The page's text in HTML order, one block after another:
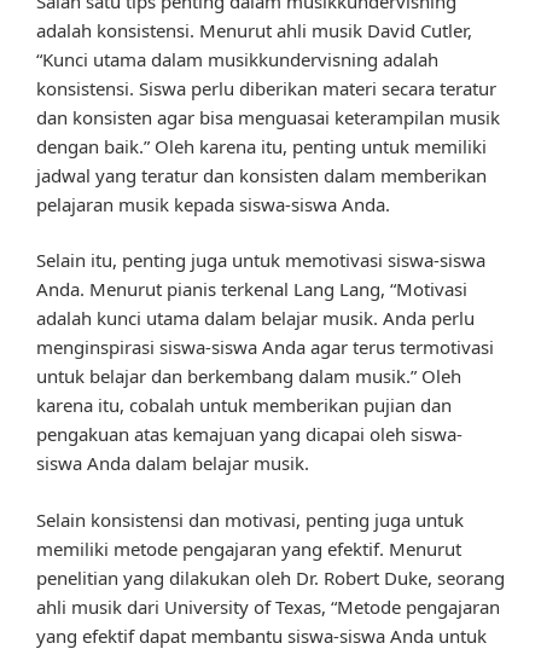
adalah konsistensi. Menurut ahli musik David Cutler,
“Kunci utama dalam musikkundervisning adalah
konsistensi. Siswa perlu diberikan materi secara teratur
dan konsisten agar bisa menguasai keterampilan musik
dengan baik.” Oleh karena itu, penting untuk memiliki
jadwal yang teratur dan konsisten dalam memberikan
pelajaran musik kepada siswa-siswa Anda.
Selain itu, penting juga untuk memotivasi siswa-siswa
Anda. Menurut pianis terkenal Lang Lang, “Motivasi
adalah kunci utama dalam belajar musik. Anda perlu
menginspirasi siswa-siswa Anda agar terus termotivasi
untuk belajar dan berkembang dalam musik.” Oleh
karena itu, cobalah untuk memberikan pujian dan
pengakuan atas kemajuan yang dicapai oleh siswa-
siswa Anda dalam belajar musik.
Selain konsistensi dan motivasi, penting juga untuk
memiliki metode pengajaran yang efektif. Menurut
penelitian yang dilakukan oleh Dr. Robert Duke, seorang
ahli musik dari University of Texas, “Metode pengajaran
yang efektif dapat membantu siswa-siswa Anda untuk